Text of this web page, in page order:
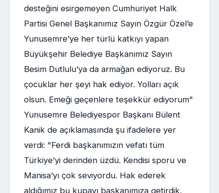
desteğini esirgemeyen Cumhuriyet Halk
Partisi Genel Başkanımız Sayın Özgür Özel’e
Yunusemre’ye her türlü katkıyı yapan
Büyükşehir Belediye Başkanımız Sayın
Besim Dutlulu’ya da armağan ediyoruz. Bu
çocuklar her şeyi hak ediyor. Yolları açık
olsun. Emeği geçenlere teşekkür ediyorum"
Yunusemre Belediyespor Başkanı Bülent
Kanik de açıklamasında şu ifadelere yer
verdi: "Ferdi başkanımızın vefatı tüm
Türkiye’yi derinden üzdü. Kendisi sporu ve
Manisa’yı çok seviyordu. Hak ederek
aldığımız bu kupayı başkanımıza getirdik.